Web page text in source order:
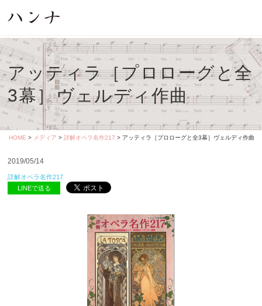
アッティラ［プロローグと全
3幕］ヴェルディ作曲
HOME > メディア > 詳解オペラ名作217 > アッティラ［プロローグと全3幕］ヴェルディ作曲
2019/05/14
詳解オペラ名作217
LINEで送る